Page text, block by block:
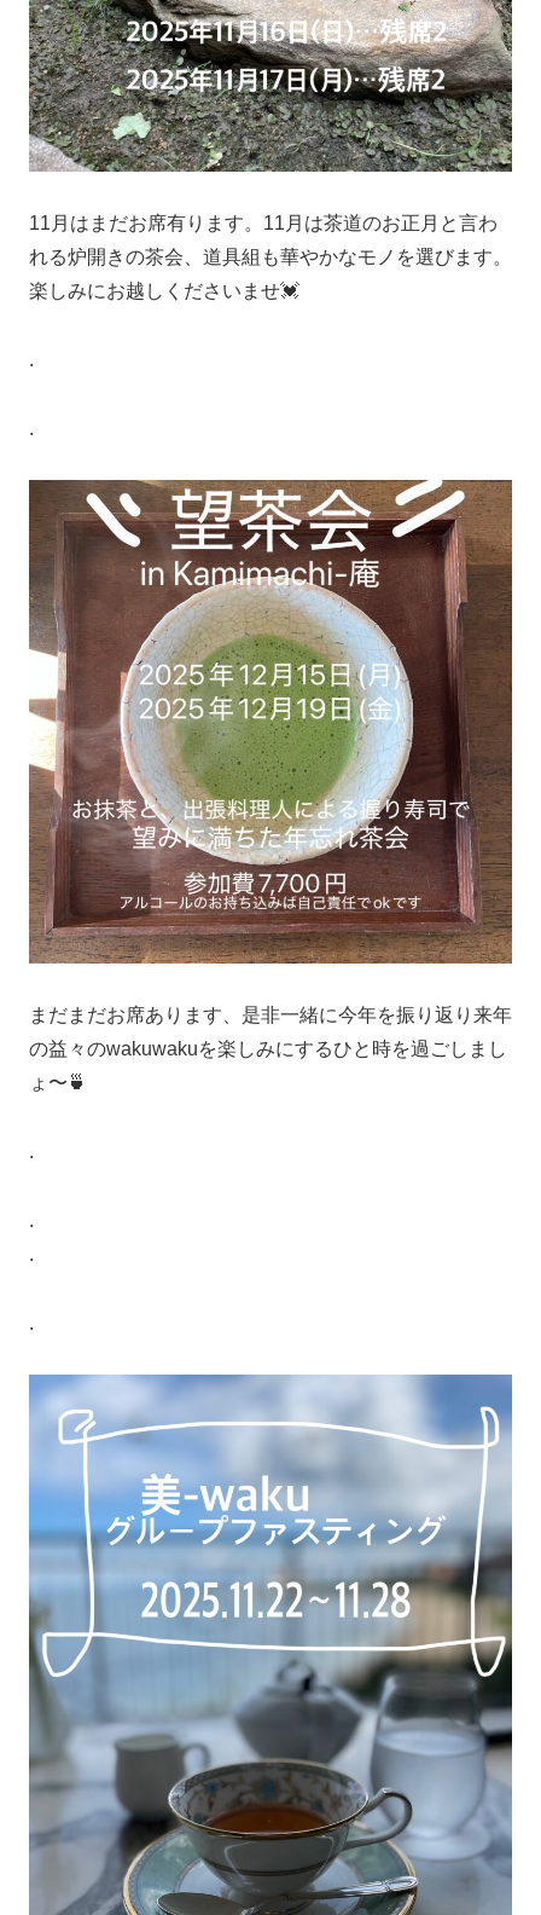
11月はまだお席有ります。11月は茶道のお正月と言わ
れる炉開きの茶会、道具組も華やかなモノを選びます。
楽しみにお越しくださいませ💓
.
.
まだまだお席あります、是非一緒に今年を振り返り来年
の益々のwakuwakuを楽しみにするひと時を過ごしまし
ょ〜🍵
.
.
.
.